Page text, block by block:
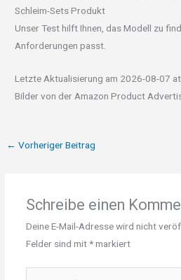
Schleim-Sets Produkt
Unser Test hilft Ihnen, das Modell zu
Anforderungen passt.
Letzte Aktualisierung am 2026-08-07
Bilder von der Amazon Product
← Vorheriger Beitrag
Schreibe einen
Deine E-Mail-Adresse wird nicht
Felder sind mit*markiert